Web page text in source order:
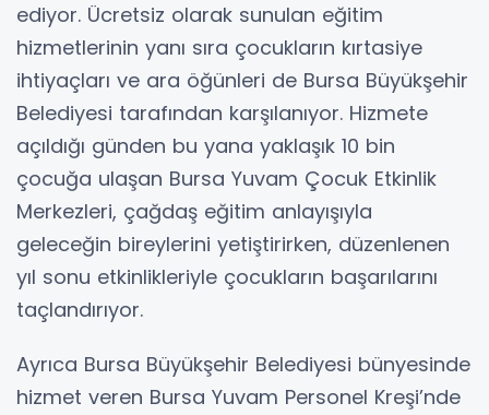
ediyor. Ücretsiz olarak sunulan eğitim
hizmetlerinin yanı sıra çocukların kırtasiye
ihtiyaçları ve ara öğünleri de Bursa Büyükşehir
Belediyesi tarafından karşılanıyor. Hizmete
açıldığı günden bu yana yaklaşık 10 bin
çocuğa ulaşan Bursa Yuvam Çocuk Etkinlik
Merkezleri, çağdaş eğitim anlayışıyla
geleceğin bireylerini yetiştirirken, düzenlenen
yıl sonu etkinlikleriyle çocukların başarılarını
taçlandırıyor.
Ayrıca Bursa Büyükşehir Belediyesi bünyesinde
hizmet veren Bursa Yuvam Personel Kreşi’nde